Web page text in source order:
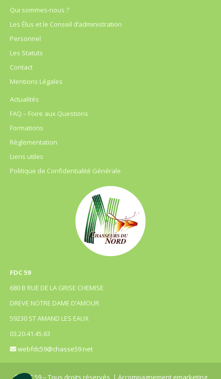
Qui sommes-nous ?
Les Élus et le Conseil d’administration
Personnel
Les Statuts
Contact
Mentions Légales
Actualités
FAQ – Foire aux Questions
Formations
Règlementation
Liens utiles
Politique de Confidentialité Générale
FDC 59
680 B RUE DE LA GRISE CHEMISE
DREVE NOTRE DAME D’AMOUR
59230 ST AMAND LES EAUX
03.20.41.45.63
webfdc59@chasse59.net
© FDC 59 – Tous droits réservés | Accompagnement emarketing